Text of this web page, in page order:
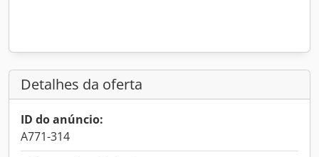
Detalhes da oferta
ID do anúncio:
A771-314